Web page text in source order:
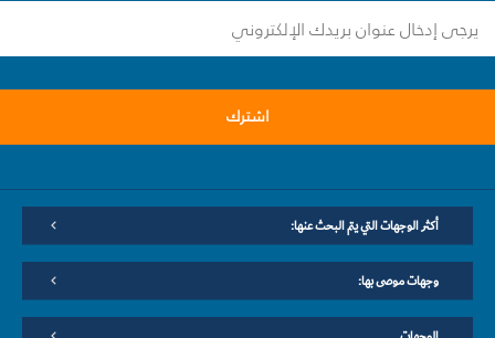
اشترك
أكثر الوجهات التي يتم البحث عنها:
وجهات موصى بها: